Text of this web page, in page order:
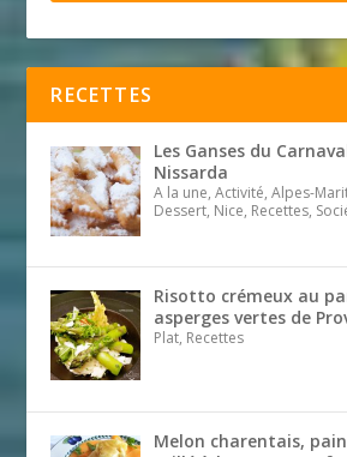
RECETTES
Les Ganses du
Nissarda
A la une, Activité, Alpes-
Dessert, Nice, Recettes,
Risotto crémeux au
asperges vertes de
Plat, Recettes
Melon charentais,